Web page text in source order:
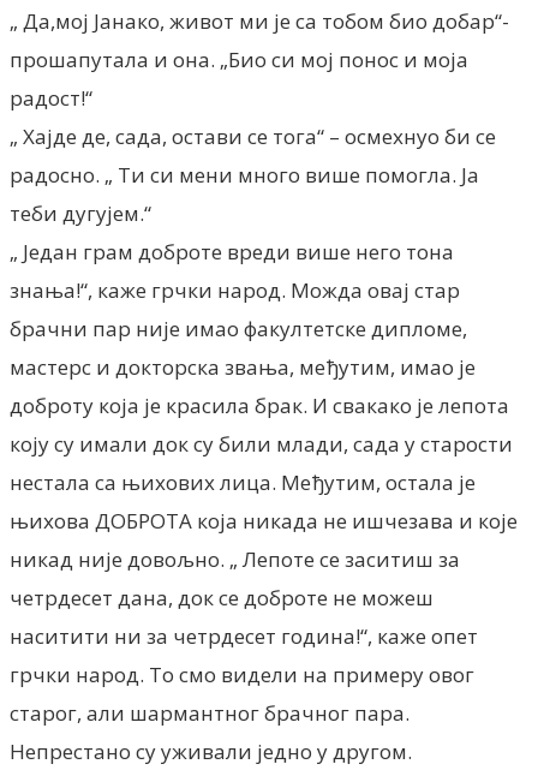
„ Да,мој Јанако, живот ми је са тобом био добар“-
прошапутала и она. „Био си мој понос и моја
радост!“
„ Хајде де, сада, остави се тога“ – осмехнуо би се
радосно. „ Ти си мени много више помогла. Ја
теби дугујем.“
„ Један грам доброте вреди више него тона
знања!“, каже грчки народ. Можда овај стар
брачни пар није имао факултетске дипломе,
мастерс и докторска звања, међутим, имао је
доброту која је красила брак. И свакако је лепота
коју су имали док су били млади, сада у старости
нестала са њихових лица. Међутим, остала је
њихова ДОБРОТА која никада не ишчезава и које
никад није довољно. „ Лепоте се заситиш за
четрдесет дана, док се доброте не можеш
наситити ни за четрдесет година!“, каже опет
грчки народ. То смо видели на примеру овог
старог, али шармантног брачног пара.
Непрестано су уживали једно у другом.